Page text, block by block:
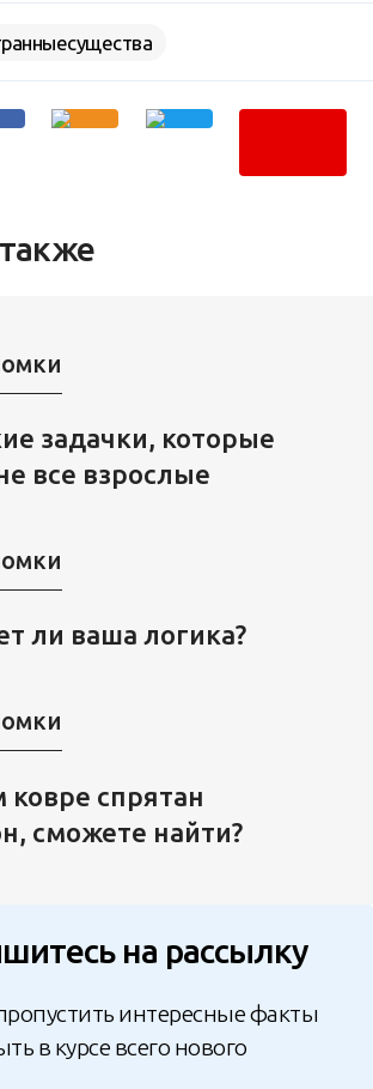
задачки, которые
все взрослые
ли ваша логика?
ковре спрятан
сможете найти?
на рассылку
интересные факты
в курсе всего нового